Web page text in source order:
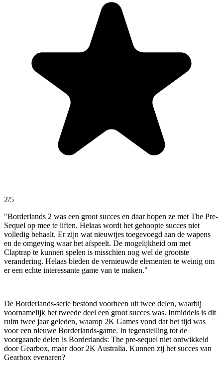
2/5
"Borderlands 2 was een groot succes en daar hopen ze met The Pre-
Sequel op mee te liften. Helaas wordt het gehoopte succes niet
volledig behaalt. Er zijn wat nieuwtjes toegevoegd aan de wapens
en de omgeving waar het afspeelt. De mogelijkheid om met
Claptrap te kunnen spelen is misschien nog wel de grootste
verandering. Helaas bieden de vernieuwde elementen te weinig om
er een echte interessante game van te maken."
De Borderlands-serie bestond voorheen uit twee delen, waarbij
voornamelijk het tweede deel een groot succes was. Inmiddels is dit
ruim twee jaar geleden, waarop 2K Games vond dat het tijd was
voor een nieuwe Borderlands-game. In tegenstelling tot de
voorgaande delen is Borderlands: The pre-sequel niet ontwikkeld
door Gearbox, maar door 2K Australia. Kunnen zij het succes van
Gearbox evenaren?